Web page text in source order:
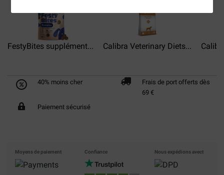
FestyBites supplément... Calibra Veterinary Diets...
40% moins cher
Frais de port offerts dès
69 €
Paiement sécurisé
Moyens de paiement Confiance Nous expédions avect